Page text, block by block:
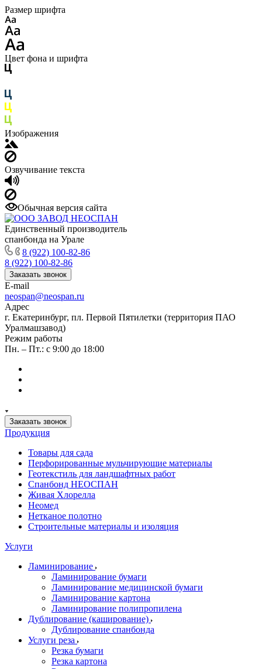
Размер шрифта
Цвет фона и шрифта
Изображения
Озвучивание текста
Обычная версия сайта
Единственный производитель
спанбонда на Урале
8 (922) 100-82-86
8 (922) 100-82-86
Заказать звонок
E-mail
neospan@neospan.ru
Адрес
г. Екатеринбург, пл. Первой Пятилетки (территория ПАО
Уралмашзавод)
Режим работы
Пн. – Пт.: с 9:00 до 18:00
Заказать звонок
Продукция
Товары для сада
Перфорированные мульчирующие материалы
Геотекстиль для ландшафтных работ
Спанбонд НЕОСПАН
Живая Хлорелла
Нeомед
Нетканое полотно
Строительные материалы и изоляция
Услуги
Ламинирование
Ламинирование бумаги
Ламинирование медицинской бумаги
Ламинирование картона
Ламинирование полипропилена
Дублирование (каширование)
Дублирование спанбонда
Услуги реза
Резка бумаги
Резка картона